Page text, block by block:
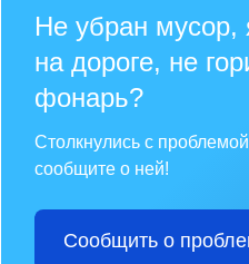
Не убран мусор,
на дороге, не
фонарь?
Столкнулись с
сообщите о ней!
Сообщить о